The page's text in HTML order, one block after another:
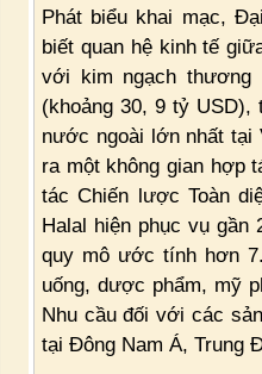
Phát biểu khai mạc,
biết quan hệ kinh tế
với kim ngạch thương
(khoảng 30, 9 tỷ
nước ngoài lớn nhất tại
ra một không gian hợp
tác Chiến lược Toàn
Halal hiện phục vụ
quy mô ước tính hơn
uống, dược phẩm, mỹ
Nhu cầu đối với các
tại Đông Nam Á, Trung